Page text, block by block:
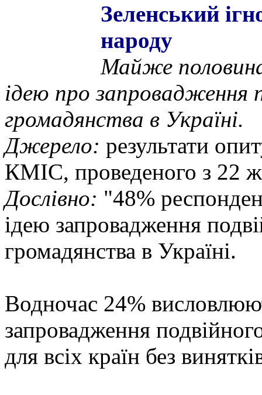
Зеленський
народу
Майже
ідею про запровадження
громадянства в Україні.
Джерело: результати
КМІС, проведеного з 22
Дослівно: "48%
ідею запровадження
громадянства в Україні.
Водночас 24%
запровадження
для всіх країн без